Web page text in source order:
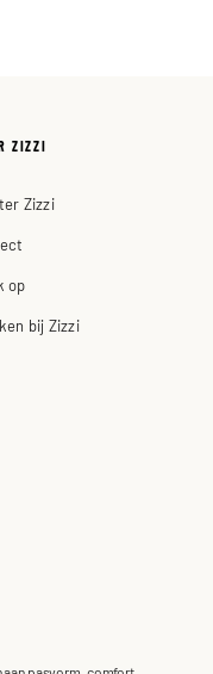
ZIZZI
Zizzi
op
bij Zizzi